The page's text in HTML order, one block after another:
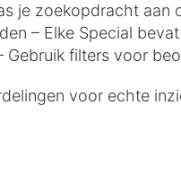
je zoekopdracht aan
– Elke Special
filters voor
voor echte